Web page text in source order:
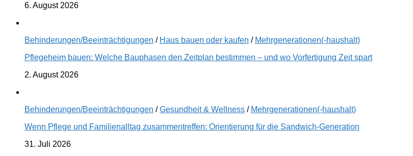
6. August 2026
Behinderungen/Beeinträchtigungen / Haus bauen oder kaufen / Mehrgenerationen(-haushalt)
Pflegeheim bauen: Welche Bauphasen den Zeitplan bestimmen – und wo Vorfertigung Zeit spart
2. August 2026
Behinderungen/Beeinträchtigungen /Gesundheit & Wellness / Mehrgenerationen(-haushalt)
Wenn Pflege und Familienalltag zusammentreffen: Orientierung für die Sandwich-Generation
31. Juli 2026